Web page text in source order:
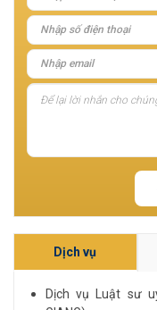
Dịch vụ
Dịch vụ Luật sư